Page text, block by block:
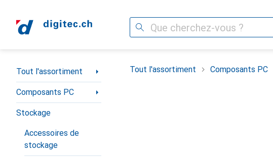
Recherche
Navigation par catégorie
Tout l'assortiment
Composants PC
Stockage
Accessoires de
stockage
Tout l'assortiment Composants PC